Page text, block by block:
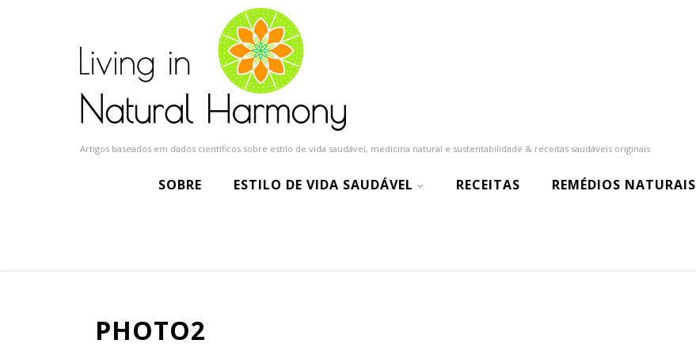
Artigos baseados em dados científicos sobre estilo de vida saudável, medicina natural e sustentabilidade & receitas saudáveis originais
SOBRE ESTILO DE VIDA SAUDÁVEL RECEITAS REMÉDIOS NATURAIS
PHOTO2